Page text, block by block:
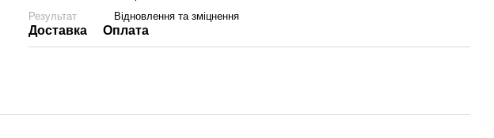
Результат
Відновлення та зміцнення
Доставка Оплата